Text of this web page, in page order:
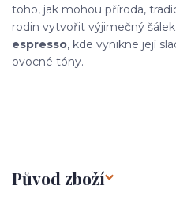
toho, jak mohou příroda,
rodin vytvořit výjimečný
espresso, kde vynikne její
ovocné tóny.
Původ zboží